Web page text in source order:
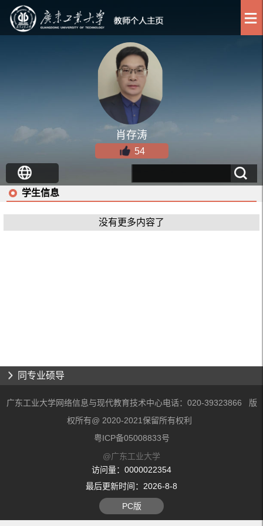
肖存涛
54
学生信息
没有更多内容了
同专业硕导
广东工业大学网络信息与现代教育技术中心电话：020-39323866 版
权所有@ 2020-2021保留所有权利
粤ICP备05008833号
@广东工业大学
访问量： 0000022354
最后更新时间： 2026-8-8
PC版